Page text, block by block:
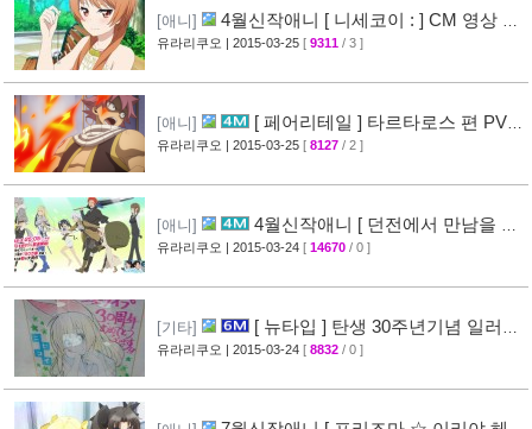
[애니]
4월신작애니 [ 니세코이 : ] CM 영상 공
개 [47]
유라리쿠오 | 2015-03-25 [ 9311 / 3 ]
[애니]
[ 페어리테일 ] 타르타로스 편 PV
영상 공개 ( FAIRY TAIL ) [32]
유라리쿠오 | 2015-03-25 [ 8127 / 2 ]
[애니]
4월신작애니 [ 던전에서 만남을 추
구하면 안되는 걸까? ] 2차 PV 영상 공개
유라리쿠오 | 2015-03-24 [ 14670 / 0 ]
[기타]
[ 뉴타입 ] 탄생 30주년기념 일러스
트 + [ A-1 Pictures ] 10주년 기념 일러스트 공
유라리쿠오 | 2015-03-24 [ 8832 / 0 ]